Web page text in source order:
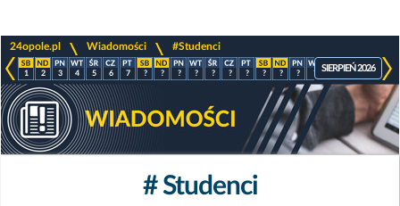
24opole.pl Wiadomości #Studenci
1 2 3 4 5 6 7 ? ? ? ? ? ? ? ? ? ? ? ? ? ?
SIERPIEŃ 2026
# Studenci